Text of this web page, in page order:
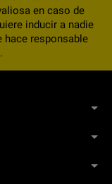
en caso de
inducir a nadie
hace responsable